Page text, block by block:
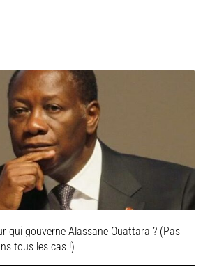
qui gouverne Alassane Ouattara ? (Pas
tous les cas !)